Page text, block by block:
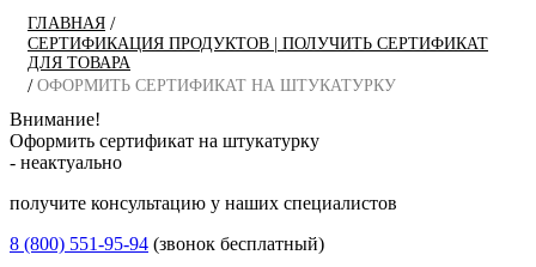
ГЛАВНАЯ /
СЕРТИФИКАЦИЯ ПРОДУКТОВ | ПОЛУЧИТЬ СЕРТИФИКАТ
ДЛЯ ТОВАРА
/ ОФОРМИТЬ СЕРТИФИКАТ НА ШТУКАТУРКУ
Внимание!
Оформить сертификат на штукатурку
- неактуально
получите консультацию у наших специалистов
8 (800) 551-95-94 (звонок бесплатный)